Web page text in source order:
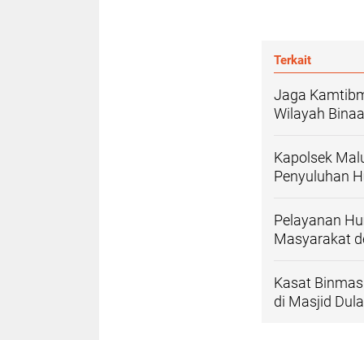
Terkait
Jaga
Wilayah
Kapolsek
Penyuluhan
Pelayanan
Masyarakat
Kasat
di Masjid